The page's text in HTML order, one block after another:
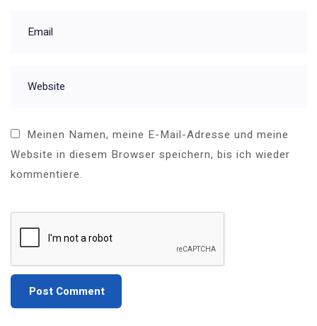
Meinen Namen, meine E-Mail-Adresse und meine
Website in diesem Browser speichern, bis ich wieder
kommentiere.